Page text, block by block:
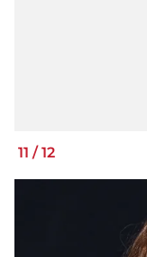
11 /12